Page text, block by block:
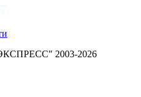
2003-2026